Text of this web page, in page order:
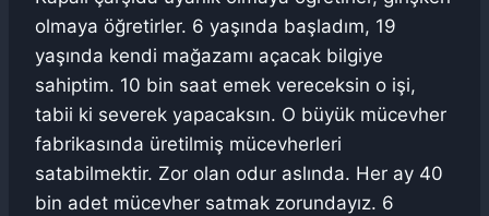
olmaya öğretirler. 6 yaşında başladım, 19
yaşında kendi mağazamı açacak bilgiye
sahiptim. 10 bin saat emek vereceksin o işi,
tabii ki severek yapacaksın. O büyük mücevher
fabrikasında üretilmiş mücevherleri
satabilmektir. Zor olan odur aslında. Her ay 40
bin adet mücevher satmak zorundayız. 6